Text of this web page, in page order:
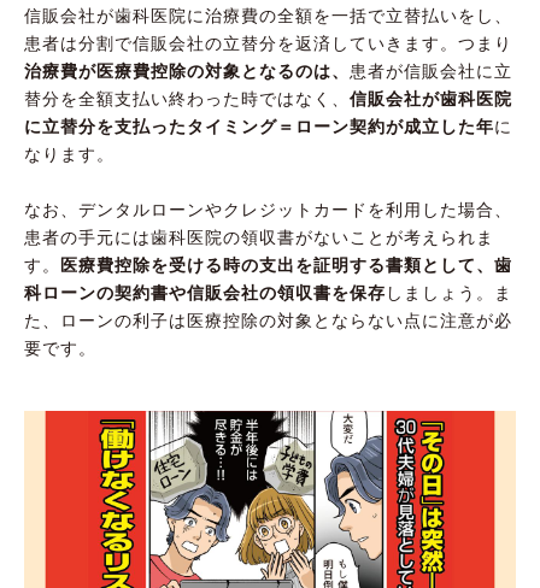
信販会社が歯科医院に治療費の全額を一括で立替払いをし、
患者は分割で信販会社の立替分を返済していきます。つまり
治療費が医療費控除の対象となるのは、 患者が信販会社に立
替分を全額支払い終わった時ではなく、 信販会社が歯科医院
に立替分を支払ったタイミング＝ローン契約が成立した年に
なります。
なお、デンタルローンやクレジットカードを利用した場合、
患者の手元には歯科医院の領収書がないことが考えられま
す。
医療費控除を受ける時の支出を証明する書類として、歯
科ローンの契約書や信販会社の領収書を保存 しましょう。ま
た、ローンの利子は医療控除の対象とならない点に注意が必
要です。